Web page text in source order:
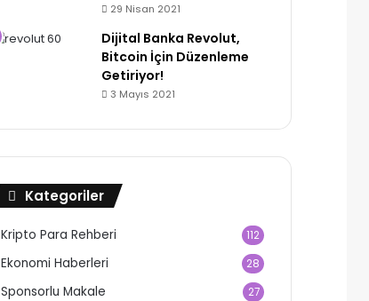
29 Nisan 2021
Dijital Banka Revolut,
Bitcoin İçin Düzenleme
Getiriyor!
3 Mayıs 2021
Kategoriler
Kripto Para Rehberi 112
Ekonomi Haberleri 28
Sponsorlu Makale 27